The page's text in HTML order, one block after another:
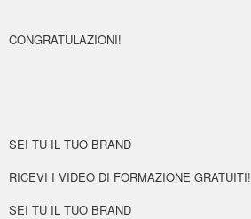
CONGRATULAZIONI!
SEI TU IL TUO BRAND
RICEVI I VIDEO DI FORMAZIONE GRATUITI!
SEI TU IL TUO BRAND